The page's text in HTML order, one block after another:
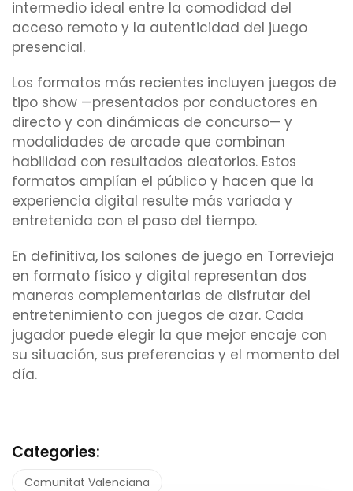
intermedio ideal entre la comodidad del
acceso remoto y la autenticidad del juego
presencial.
Los formatos más recientes incluyen juegos de
tipo show —presentados por conductores en
directo y con dinámicas de concurso— y
modalidades de arcade que combinan
habilidad con resultados aleatorios. Estos
formatos amplían el público y hacen que la
experiencia digital resulte más variada y
entretenida con el paso del tiempo.
En definitiva, los salones de juego en Torrevieja
en formato físico y digital representan dos
maneras complementarias de disfrutar del
entretenimiento con juegos de azar. Cada
jugador puede elegir la que mejor encaje con
su situación, sus preferencias y el momento del
día.
Categories:
Comunitat Valenciana